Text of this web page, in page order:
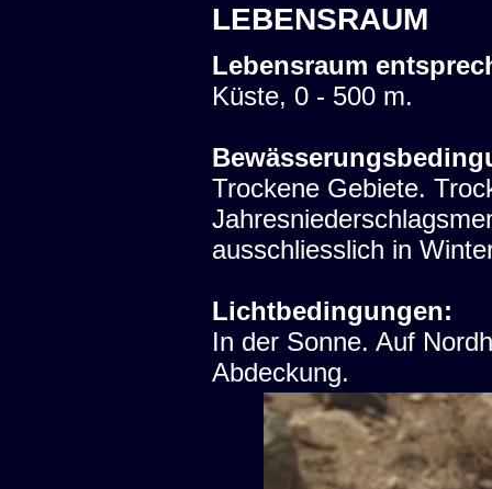
LEBENSRAUM
Lebensraum
Küste, 0 - 500 m.
Trockene Gebiete.
ausschliesslich in
Lichtbedingungen:
In der Sonne. Auf
Abdeckung.